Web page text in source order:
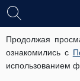
Продолжая
ознакомились с
использованием
проїзд